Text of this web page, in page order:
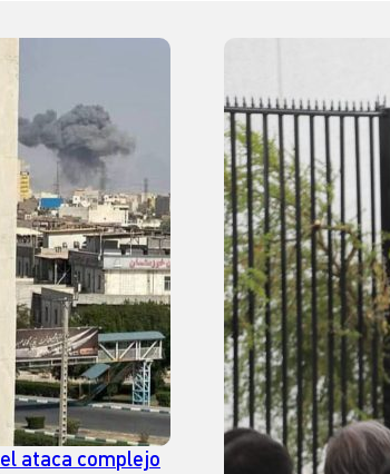
ataca complejo